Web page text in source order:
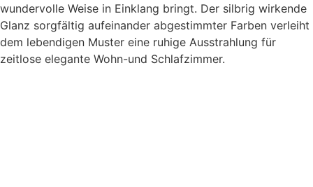
wundervolle Weise in Einklang bringt. Der silbrig wirkende
Glanz sorgfältig aufeinander abgestimmter Farben verleiht
dem lebendigen Muster eine ruhige Ausstrahlung für
zeitlose elegante Wohn-und Schlafzimmer.